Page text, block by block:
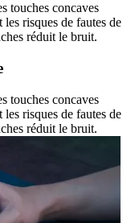
touches concaves
risques de fautes de
réduit le bruit.
touches concaves
risques de fautes de
réduit le bruit.